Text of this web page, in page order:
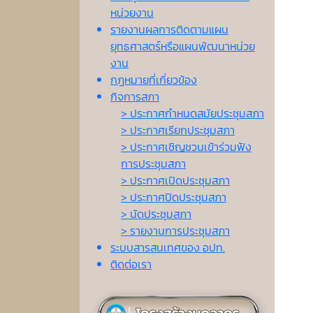
หน่วยงาน
รายงานผลการติดตามแผน
ยุทธศาสตร์หรือแผนพัฒนาหน่วย
งาน
กฎหมายที่เกี่ยวข้อง
กิจการสภา
> ประกาศกำหนดสมัยประชุมสภา
> ประกาศเรียกประชุมสภา
> ประกาศเชิญชวนเข้าร่วมฟัง
การประชุมสภา
> ประกาศเปิดประชุมสภา
> ประกาศปิดประชุมสภา
> นัดประชุมสภา
> รายงานการประชุมสภา
ระบบสารสนเทศของ อปท.
ติดต่อเรา